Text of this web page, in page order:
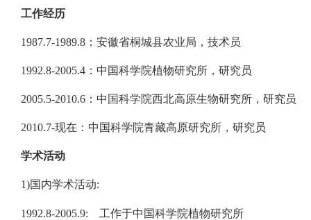
工作经历
1987.7-1989.8：安徽省桐城县农业局，技术员
1992.8-2005.4：中国科学院植物研究所，研究员
2005.5-2010.6：中国科学院西北高原生物研究所，研究员
2010.7-现在：中国科学院青藏高原研究所，研究员
学术活动
1)国内学术活动:
1992.8-2005.9: 工作于中国科学院植物研究所